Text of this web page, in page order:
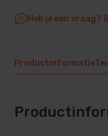
Heb je een vraag?
Productinformatie